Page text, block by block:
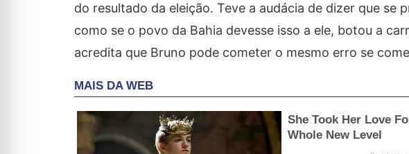
do resultado da eleição. Teve a audácia de dizer que
como se o povo da Bahia devesse isso a ele, botou a
acredita que Bruno pode cometer o mesmo erro se